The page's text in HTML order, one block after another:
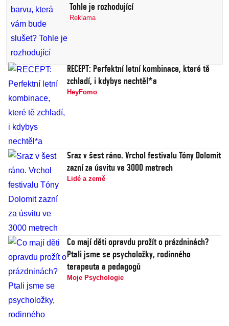
Tohle je rozhodující
Reklama
RECEPT: Perfektní letní kombinace, které tě
zchladí, i kdybys nechtěl*a
HeyFomo
Sraz v šest ráno. Vrchol festivalu Tóny Dolomit
zazní za úsvitu ve 3000 metrech
Lidé a země
Co mají děti opravdu prožít o prázdninách?
Ptali jsme se psycholožky, rodinného
terapeuta a pedagogů
Moje Psychologie